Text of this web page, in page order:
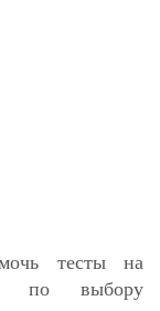
тесты на
по выбору